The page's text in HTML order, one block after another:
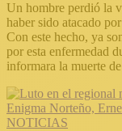
Un hombre perdió la
haber sido atacado
Con este hecho, ya
por esta enfermedad
informara la muerte
NOTICIAS